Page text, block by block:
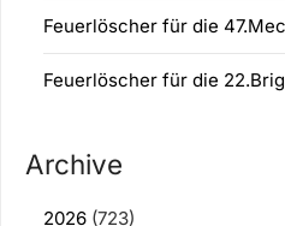
Feuerlöscher für die
Feuerlöscher für die
Archive
2026 (723)